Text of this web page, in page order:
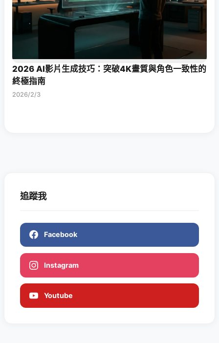
2026 AI影片生成技巧：突破4K畫質與角色一致性的
終極指南
2026/2/3
追蹤我
Facebook
Instagram
Youtube